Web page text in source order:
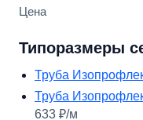
Цена
Типоразмеры
Труба
Труба
633 ₽/м